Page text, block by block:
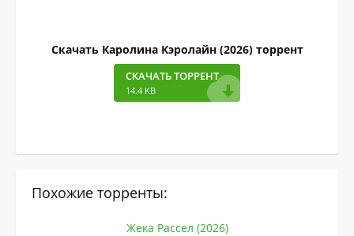
Скачать Каролина Кэролайн (2026) торрент
СКАЧАТЬ ТОРРЕНТ
14.4 KB
Похожие торренты:
Жека Рассел (2026)